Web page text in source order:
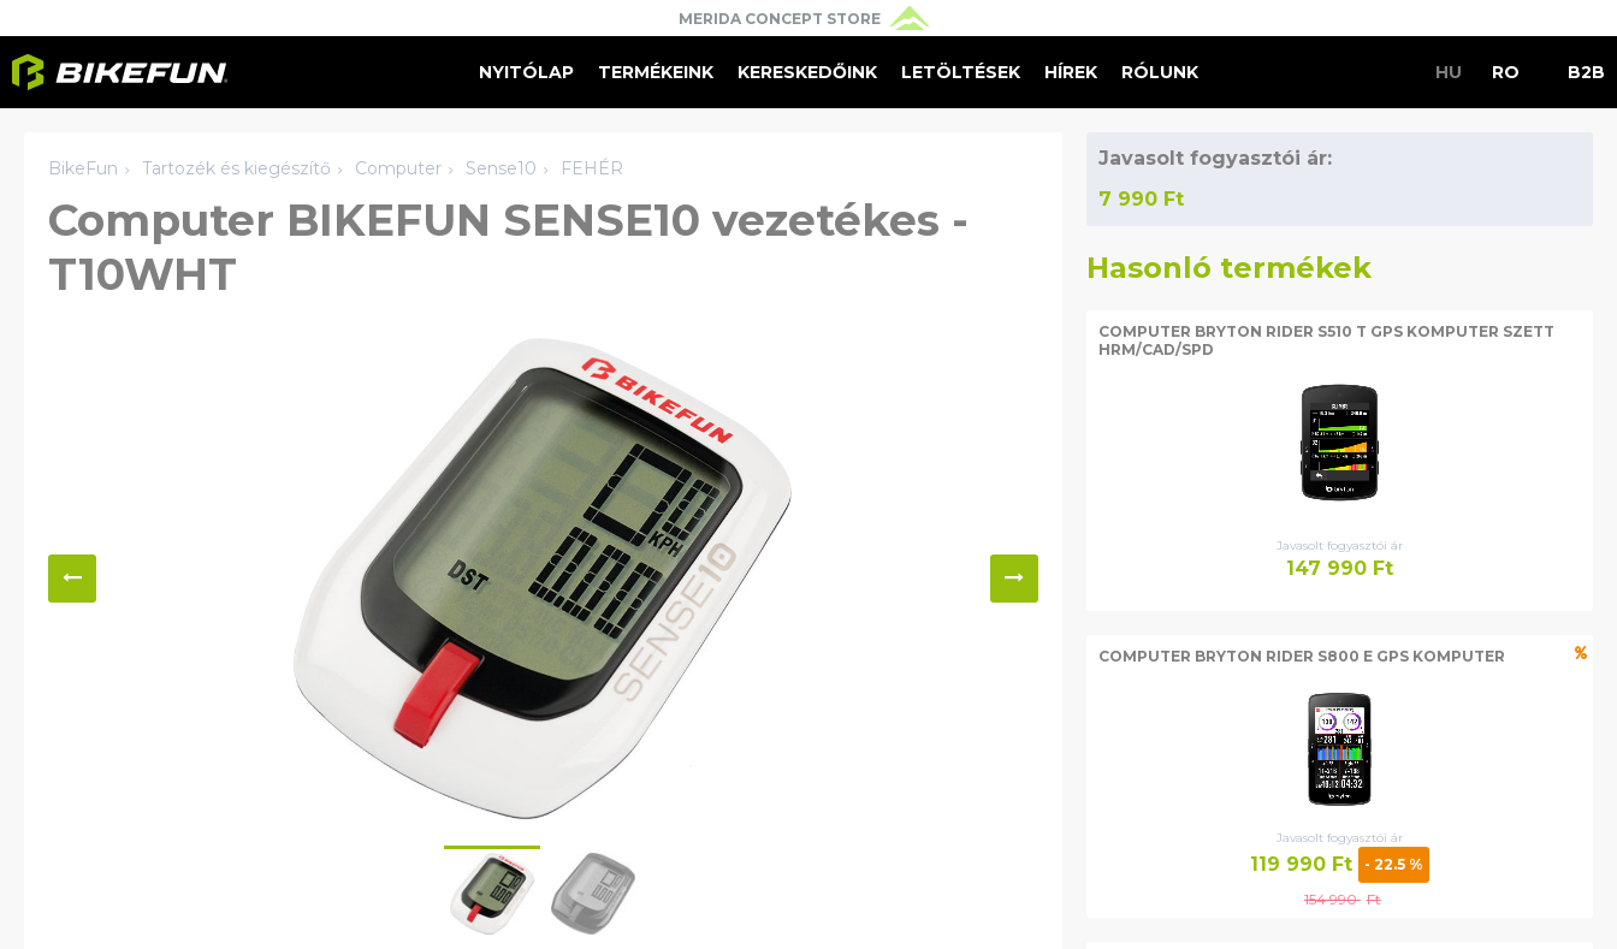
MERIDA CONCEPT STORE
NYITÓLAP TERMÉKEINK KERESKEDŐINK LETÖLTÉSEK HÍREK RÓLUNK HU RO B2B
BikeFun Tartozék és kiegészítő Computer Sense10 FEHÉR
Computer BIKEFUN SENSE10 vezetékes -
T10WHT
Javasolt fogyasztói ár:
7 990 Ft
Hasonló termékek
COMPUTER BRYTON RIDER S510 T GPS KOMPUTER SZETT
HRM/CAD/SPD
Javasolt fogyasztói ár
147 990 Ft
COMPUTER BRYTON RIDER S800 E GPS KOMPUTER
Javasolt fogyasztói ár
119 990 Ft
- 22.5 %
154 990 Ft